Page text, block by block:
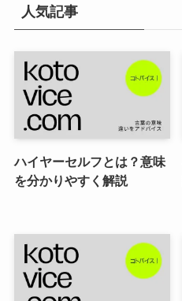
人気記事
ハイヤーセルフとは？意味
を分かりやすく解説